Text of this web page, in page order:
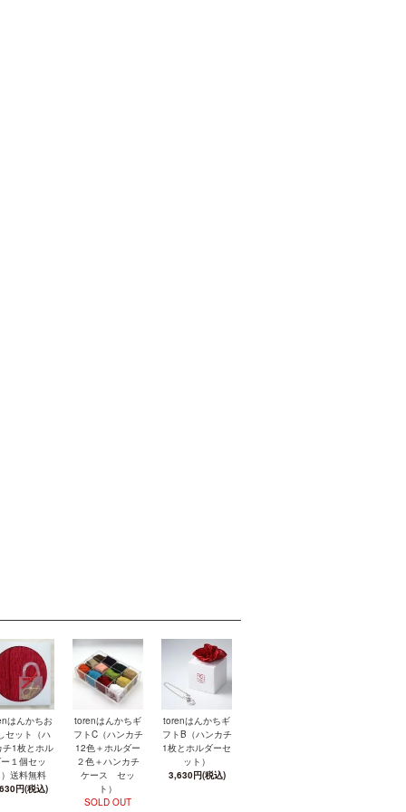
はんかちお
セット（ハ
チ1枚とホル
１個セッ
）送料無料
円(税込)
torenはんかちギ
フトC（ハンカチ
12色＋ホルダー
２色＋ハンカチ
ケース セッ
ト）
SOLD OUT
torenはんかちギ
フトB（ハンカチ
1枚とホルダーセ
ット）
3,630円(税込)